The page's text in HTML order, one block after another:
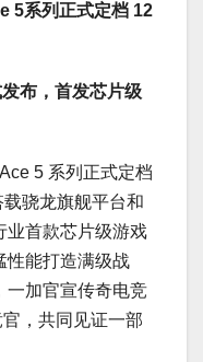
5系列正式定档 12
布，首发芯片级
5 系列正式定档
骁龙旗舰平台和
业首款芯片级游戏
性能打造满级战
一加官宣传奇电竞
，共同见证一部